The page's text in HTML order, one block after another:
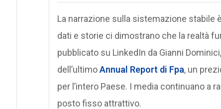
La narrazione sulla sistemazione stabile
dati e storie ci dimostrano che la realtà
pubblicato su LinkedIn da Gianni
dell’ultimoAnnual Report di Fpa, un
per l’intero Paese. I media continuano a
posto fisso attrattivo.